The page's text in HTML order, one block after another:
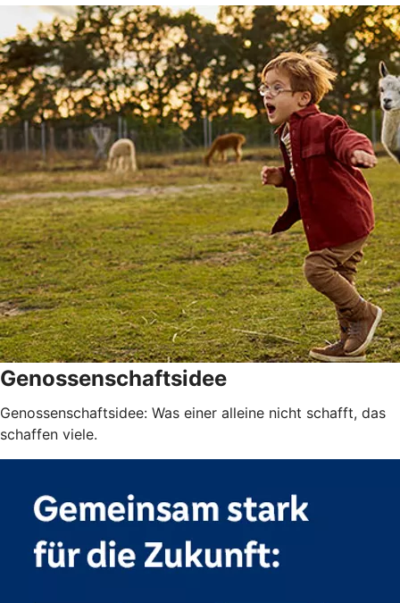
Genossenschaftsidee
Genossenschaftsidee: Was einer alleine nicht schafft, das
schaffen viele.